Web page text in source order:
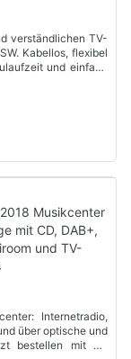
verständlichen TV-
Kabellos, flexibel
und einfach
Musikcenter
mit CD, DAB+,
und TV-
Internetradio,
über optische und
bestellen mit 30